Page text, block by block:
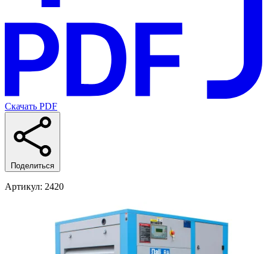
Скачать PDF
Поделиться
Артикул: 2420